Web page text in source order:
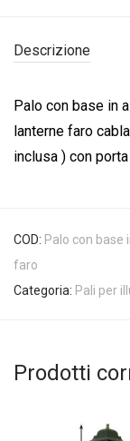
Descrizione
Palo con base in
lanterne faro
inclusa ) con
COD: Palo con base
faro
Categoria: Pali per
Prodotti